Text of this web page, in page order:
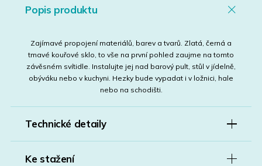
Popis produktu
Zajímavé propojení materiálů, barev a tvarů. Zlatá, černá a
tmavé kouřové sklo, to vše na první pohled zaujme na tomto
závěsném svítidle. Instalujte jej nad barový pult, stůl v jídelně,
obýváku nebo v kuchyni. Hezky bude vypadat i v ložnici, hale
nebo na schodišti.
Technické detaily
Ke stažení